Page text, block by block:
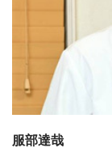
服部達哉